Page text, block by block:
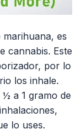
es
cannabis. Este
por lo
los inhale.
a 1 gramo de
lo uses.